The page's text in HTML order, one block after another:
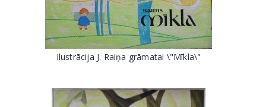
Ilustrācija J. Raiņa grāmatai \"Mīkla\"